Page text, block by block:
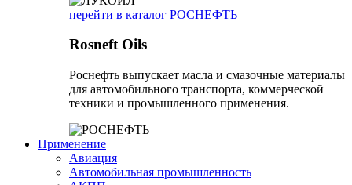
перейти в каталог РОСНЕФТЬ
Rosneft Oils
Роснефть выпускает масла и смазочные материалы
для автомобильного транспорта, коммерческой
техники и промышленного применения.
Применение
Авиация
Автомобильная промышленность